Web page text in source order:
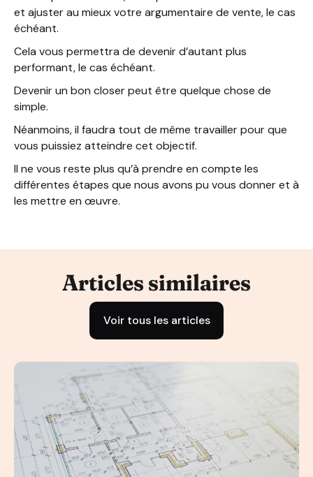
et ajuster au mieux votre argumentaire de vente, le cas
échéant.
Cela vous permettra de devenir d’autant plus
performant, le cas échéant.
Devenir un bon closer peut être quelque chose de
simple.
Néanmoins, il faudra tout de même travailler pour que
vous puissiez atteindre cet objectif.
Il ne vous reste plus qu’à prendre en compte les
différentes étapes que nous avons pu vous donner et à
les mettre en œuvre.
Articles similaires
Voir tous les articles